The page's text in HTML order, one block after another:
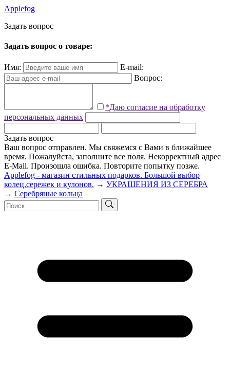
Applefog
Задать вопрос
Задать вопрос о товаре:
Имя:
E-mail:
Вопрос:
*Даю согласие на обработку
персональных данных
Задать вопрос
Ваш вопрос отправлен. Мы свяжемся с Вами в ближайшее
время. Пожалуйста, заполните все поля. Некорректный адрес
E-Mail. Произошла ошибка. Повторите попытку позже.
Applefog - магазин стильных подарков. Большой выбор
колец,сережек и кулонов. → УКРАШЕНИЯ ИЗ СЕРЕБРА
→ Серебряные кольца